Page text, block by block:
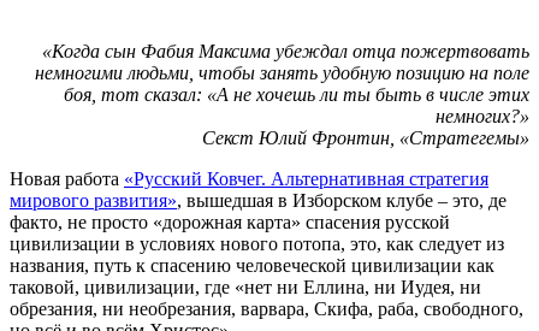
«Когда сын Фабия Максима убеждал отца пожертвовать
немногими людьми, чтобы занять удобную позицию на поле
боя, тот сказал: «А не хочешь ли ты быть в числе этих
немногих?»
Секст Юлий Фронтин, «Стратегемы»
Новая работа «Русский Ковчег. Альтернативная стратегия
мирового развития», вышедшая в Изборском клубе – это, де
факто, не просто «дорожная карта» спасения русской
цивилизации в условиях нового потопа, это, как следует из
названия, путь к спасению человеческой цивилизации как
таковой, цивилизации, где «нет ни Еллина, ни Иудея, ни
обрезания, ни необрезания, варвара, Скифа, раба, свободного,